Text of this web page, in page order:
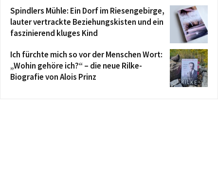
Spindlers Mühle: Ein Dorf im Riesengebirge,
lauter vertrackte Beziehungskisten und ein
faszinierend kluges Kind
Ich fürchte mich so vor der Menschen Wort:
„Wohin gehöre ich?“ – die neue Rilke-
Biografie von Alois Prinz